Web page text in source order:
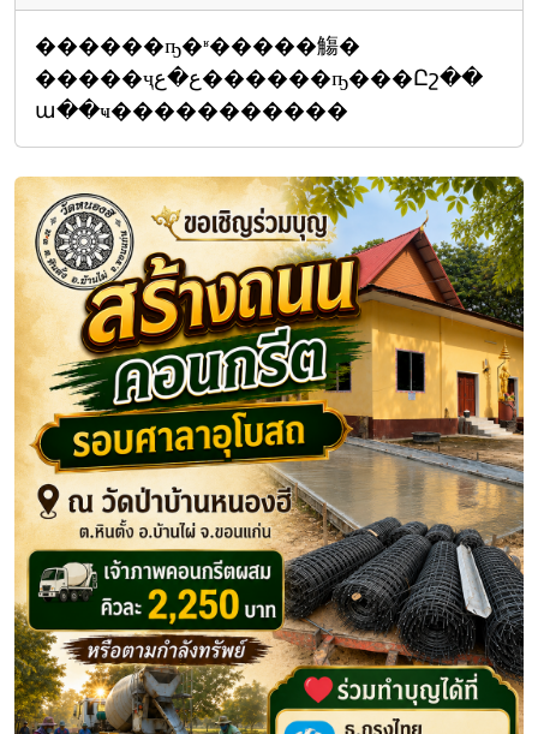
������ҧ�ʶ�����觴�
�����ҷع�ع������ҧ���Ըշ��
ա��ҹ�����������